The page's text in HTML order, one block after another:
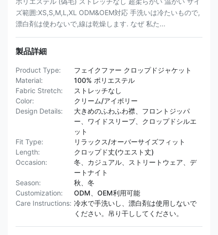
ズ範囲:XS,S,M,L,XL ODM&OEM対応 手洗いは冷たいもので,
漂白剤は使わないで,線は乾燥します. なぜ 私た...
製品詳細
Product Type:
フェイクファー クロップドジャケット
Material:
100% ポリエステル
Fabric Stretch:
ストレッチなし
Color:
クリーム/アイボリー
Design Details:
大きめのふわふわ襟、フロントジッパ
ー、ワイドスリーブ、クロップドシルエ
ット
Fit Type:
リラックス/オーバーサイズフィット
Length:
クロップド丈(ウエスト丈)
Occasion:
冬、カジュアル、ストリートウェア、デ
ートナイト
Season:
秋、冬
Customization:
ODM、OEM利用可能
Care Instructions: 冷水で手洗いし、漂白剤は使用しないで
ください。吊り干ししてください。